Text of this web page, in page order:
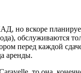
но вскоре
обслуживаются
перед каждой
аренды.